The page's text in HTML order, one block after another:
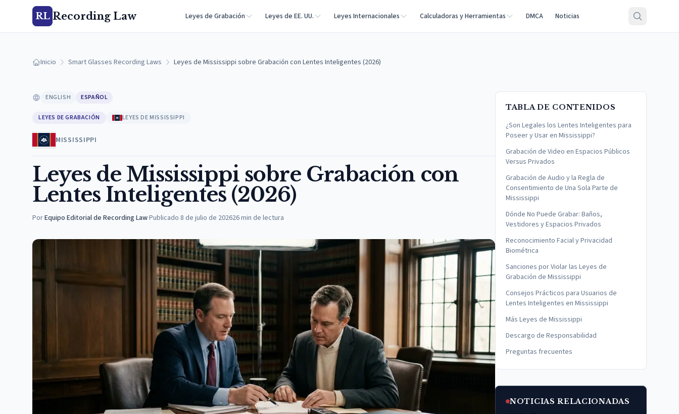
RL Recording Law Leyes de Grabación Leyes de EE. UU. Leyes Internacionales Calculadoras y Herramientas DMCA Noticias
Inicio Smart Glasses Recording Laws Leyes de Mississippi sobre Grabación con Lentes Inteligentes (2026)
ENGLISH ESPAÑOL
LEYES DE GRABACIÓN LEYES DE MISSISSIPPI
MISSISSIPPI
Leyes de Mississippi sobre Grabación con
Lentes Inteligentes (2026)
PorEquipo Editorial de Recording Law·Publicado 8 de julio de 202626min de lectura
TABLA DE CONTENIDOS
¿Son Legales los Lentes Inteligentes para
Poseer y Usar en Mississippi?
Grabación de Video en Espacios Públicos
Versus Privados
Grabación de Audio y la Regla de
Consentimiento de Una Sola Parte de
Mississippi
Dónde No Puede Grabar: Baños,
Vestidores y Espacios Privados
Reconocimiento Facial y Privacidad
Biométrica
Sanciones por Violar las Leyes de
Grabación de Mississippi
Consejos Prácticos para Usuarios de
Lentes Inteligentes en Mississippi
Más Leyes de Mississippi
Descargo de Responsabilidad
Preguntas frecuentes
NOTICIAS RELACIONADAS